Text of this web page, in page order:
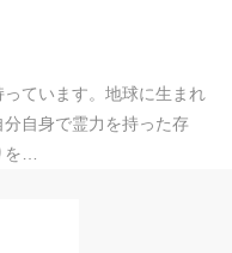
ています。地球に生まれ
自身で霊力を持った存
…